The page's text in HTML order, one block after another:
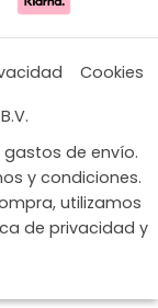
Cookies
gastos de envío.
y condiciones.
utilizamos
de privacidad y